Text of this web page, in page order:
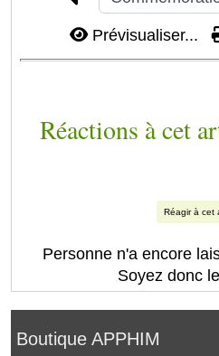
Boutique APPHIM
Prévisualiser...
Réactions à cet
Réagir à cet
Personne n'a encore
Soyez donc